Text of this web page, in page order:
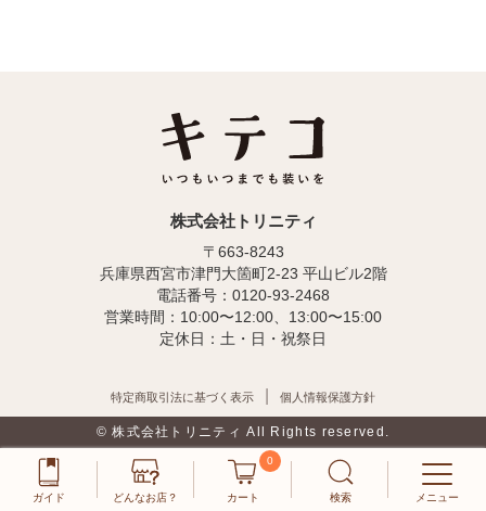
株式会社トリニティ
〒663-8243
兵庫県西宮市津門大箇町2-23 平山ビル2階
電話番号：0120-93-2468
営業時間：10:00〜12:00、13:00〜15:00
定休日：土・日・祝祭日
特定商取引法に基づく表示 個人情報保護方針
© 株式会社トリニティ All Rights reserved.
ガイド どんなお店？ カート
0
検索 メニュー